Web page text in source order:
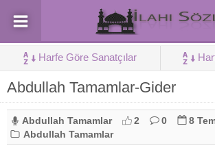
Harfe Göre Sanatçılar
Abdullah Tamamlar-Gider
Abdullah Tamamlar 2 0
8
Abdullah Tamamlar